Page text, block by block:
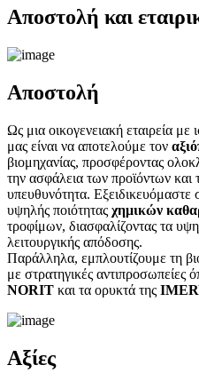
Αποστολή και
Αποστολή
Ως μια οικογενειακή εταιρεία με
μας είναι να αποτελούμε τον
βιομηχανίας, προσφέροντας
την ασφάλεια των προϊόντων και
υπευθυνότητα.
υψηλής ποιότητας χημικών
τροφίμων, διασφαλίζοντας τα
λειτουργικής απόδοσης.
Παράλληλα, εμπλουτίζουμε τη
με στρατηγικές αντιπροσωπείες
NORIT και τα ορυκτά της
Αξίες